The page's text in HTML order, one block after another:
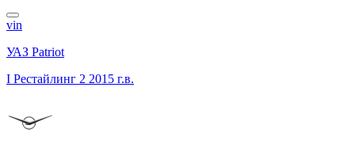
vin
УАЗ Patriot
I Рестайлинг 2 2015 г.в.